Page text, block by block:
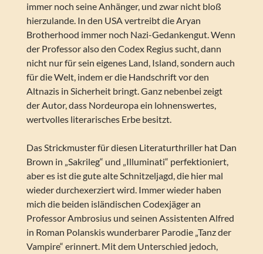
immer noch seine Anhänger, und zwar nicht bloß
hierzulande. In den USA vertreibt die Aryan
Brotherhood immer noch Nazi-Gedankengut. Wenn
der Professor also den Codex Regius sucht, dann
nicht nur für sein eigenes Land, Island, sondern auch
für die Welt, indem er die Handschrift vor den
Altnazis in Sicherheit bringt. Ganz nebenbei zeigt
der Autor, dass Nordeuropa ein lohnenswertes,
wertvolles literarisches Erbe besitzt.
Das Strickmuster für diesen Literaturthriller hat Dan
Brown in „Sakrileg“ und „Illuminati“ perfektioniert,
aber es ist die gute alte Schnitzeljagd, die hier mal
wieder durchexerziert wird. Immer wieder haben
mich die beiden isländischen Codexjäger an
Professor Ambrosius und seinen Assistenten Alfred
in Roman Polanskis wunderbarer Parodie „Tanz der
Vampire“ erinnert. Mit dem Unterschied jedoch,